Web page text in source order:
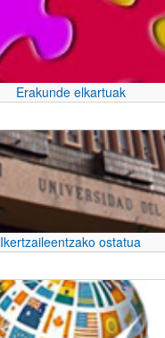
Erakunde elkartuak
Ikertzaileentzako ostatua